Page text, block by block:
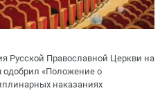
Русской Православной Церкви на
одобрил «Положение о
наказаниях